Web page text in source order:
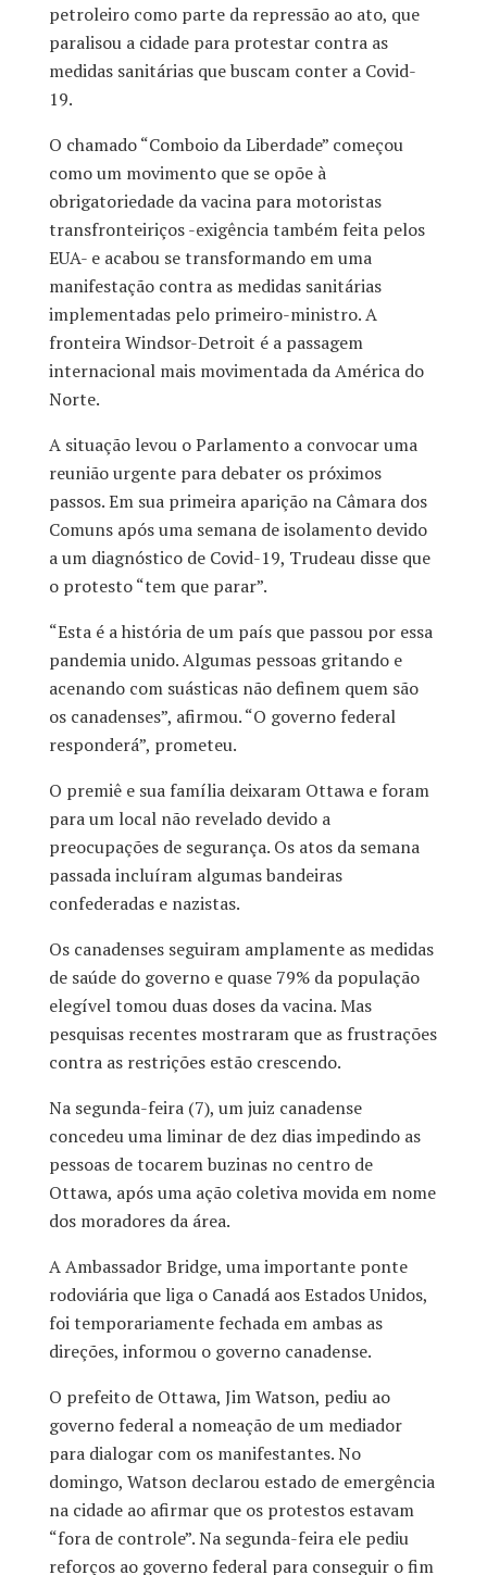
petroleiro como parte da repressão ao ato, que
paralisou a cidade para protestar contra as
medidas sanitárias que buscam conter a Covid-
19.
O chamado “Comboio da Liberdade” começou
como um movimento que se opõe à
obrigatoriedade da vacina para motoristas
transfronteiriços -exigência também feita pelos
EUA- e acabou se transformando em uma
manifestação contra as medidas sanitárias
implementadas pelo primeiro-ministro. A
fronteira Windsor-Detroit é a passagem
internacional mais movimentada da América do
Norte.
A situação levou o Parlamento a convocar uma
reunião urgente para debater os próximos
passos. Em sua primeira aparição na Câmara dos
Comuns após uma semana de isolamento devido
a um diagnóstico de Covid-19, Trudeau disse que
o protesto “tem que parar”.
“Esta é a história de um país que passou por essa
pandemia unido. Algumas pessoas gritando e
acenando com suásticas não definem quem são
os canadenses”, afirmou. “O governo federal
responderá”, prometeu.
O premiê e sua família deixaram Ottawa e foram
para um local não revelado devido a
preocupações de segurança. Os atos da semana
passada incluíram algumas bandeiras
confederadas e nazistas.
Os canadenses seguiram amplamente as medidas
de saúde do governo e quase 79% da população
elegível tomou duas doses da vacina. Mas
pesquisas recentes mostraram que as frustrações
contra as restrições estão crescendo.
Na segunda-feira (7), um juiz canadense
concedeu uma liminar de dez dias impedindo as
pessoas de tocarem buzinas no centro de
Ottawa, após uma ação coletiva movida em nome
dos moradores da área.
A Ambassador Bridge, uma importante ponte
rodoviária que liga o Canadá aos Estados Unidos,
foi temporariamente fechada em ambas as
direções, informou o governo canadense.
O prefeito de Ottawa, Jim Watson, pediu ao
governo federal a nomeação de um mediador
para dialogar com os manifestantes. No
domingo, Watson declarou estado de emergência
na cidade ao afirmar que os protestos estavam
“fora de controle”. Na segunda-feira ele pediu
reforços ao governo federal para conseguir o fim